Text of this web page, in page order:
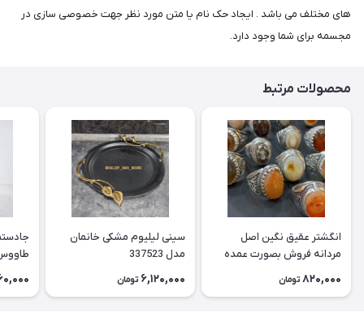
های مختلف می باشد . ایجاد حک نام یا متن مورد نظر جهت خصوصی سازی در
مجسمه برای شما وجود دارد.
محصولات مرتبط
انگشتر عقیق نگین اصل
مردانه فروش بصورت عمده
3عدد هست فروش بصورت
820,000 تومان
سینی لیلیوم مشکی خانمان
مدل 337523
6,120,000 تومان